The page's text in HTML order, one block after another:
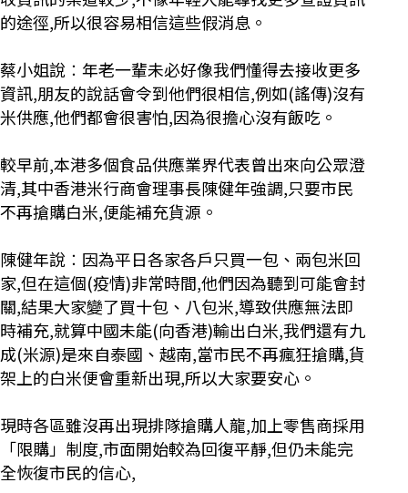
的途徑,所以很容易相信這些假消息。
蔡小姐說︰年老一輩未必好像我們懂得去接收更多
資訊,朋友的說話會令到他們很相信,例如(謠傳)沒有
米供應,他們都會很害怕,因為很擔心沒有飯吃。
較早前,本港多個食品供應業界代表曾出來向公眾澄
清,其中香港米行商會理事長陳健年強調,只要市民
不再搶購白米,便能補充貨源。
陳健年說︰因為平日各家各戶只買一包、兩包米回
家,但在這個(疫情)非常時間,他們因為聽到可能會封
關,結果大家變了買十包、八包米,導致供應無法即
時補充,就算中國未能(向香港)輸出白米,我們還有九
成(米源)是來自泰國、越南,當市民不再瘋狂搶購,貨
架上的白米便會重新出現,所以大家要安心。
現時各區雖沒再出現排隊搶購人龍,加上零售商採用
「限購」制度,市面開始較為回復平靜,但仍未能完
全恢復市民的信心,